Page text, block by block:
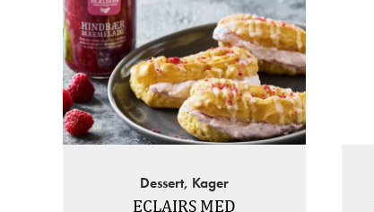
Dessert, Kager
ECLAIRS MED